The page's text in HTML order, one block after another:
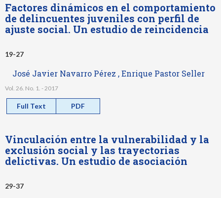
Factores dinámicos en el comportamiento
de delincuentes juveniles con perfil de
ajuste social. Un estudio de reincidencia
19-27
José Javier Navarro Pérez , Enrique Pastor Seller
Vol. 26. No. 1. - 2017
Full Text PDF
Vinculación entre la vulnerabilidad y la
exclusión social y las trayectorias
delictivas. Un estudio de asociación
29-37